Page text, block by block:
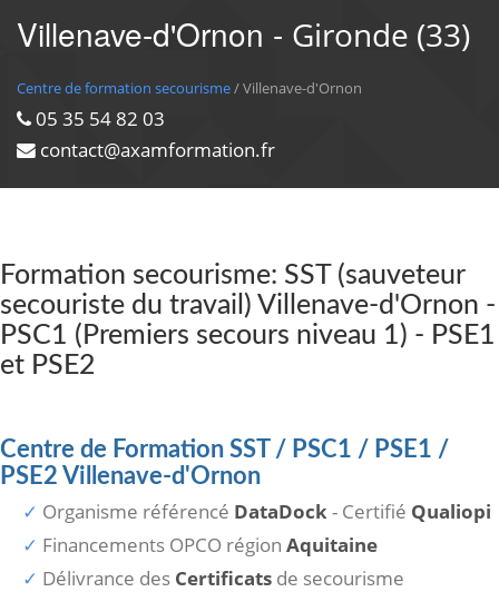
Villenave-d'Ornon - Gironde (33)
Centre de formation secourisme/ Villenave-d'Ornon
05 35 54 82 03
contact@axamformation.fr
Formation secourisme: SST (sauveteur
secouriste du travail) Villenave-d'Ornon -
PSC1 (Premiers secours niveau 1) - PSE1
et PSE2
Centre de Formation SST / PSC1 / PSE1 /
PSE2 Villenave-d'Ornon
Organisme référencé DataDock- Certifié Qualiopi
Financements OPCO région Aquitaine
Délivrance des Certificats de secourisme